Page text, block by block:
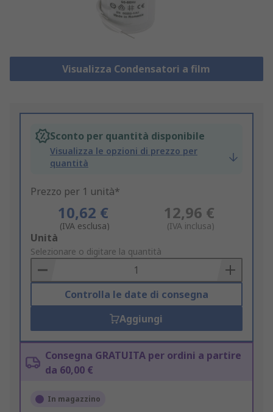
Visualizza Condensatori a film
Sconto per quantità disponibile
Visualizza le opzioni di prezzo per
quantità
Prezzo per 1 unità*
10,62 €
(IVA esclusa)
12,96 €
(IVA inclusa)
Add
to
Basket
Unità
Selezionare o digitare la quantità
Controlla le date di consegna
Aggiungi
Consegna GRATUITA per ordini a partire
da 60,00 €
In magazzino